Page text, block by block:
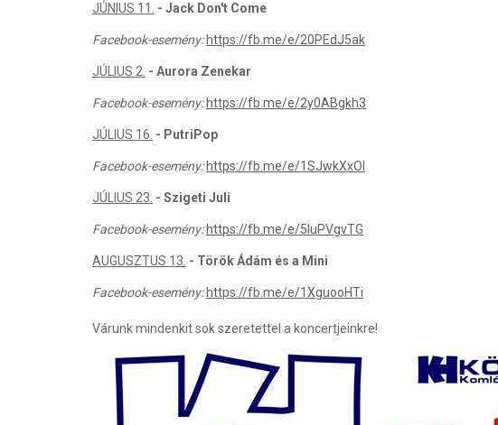
JÚNIUS 11. - Jack Don't Come
Facebook-esemény: https://fb.me/e/20PEdJ5ak
JÚLIUS 2. - Aurora Zenekar
Facebook-esemény: https://fb.me/e/2y0ABgkh3
JÚLIUS 16. - PutriPop
Facebook-esemény: https://fb.me/e/1SJwkXxOl
JÚLIUS 23. - Szigeti Juli
Facebook-esemény: https://fb.me/e/5luPVgvTG
AUGUSZTUS 13. - Török Ádám és a Mini
Facebook-esemény: https://fb.me/e/1XguooHTi
Várunk mindenkit sok szeretettel a koncertjeinkre!